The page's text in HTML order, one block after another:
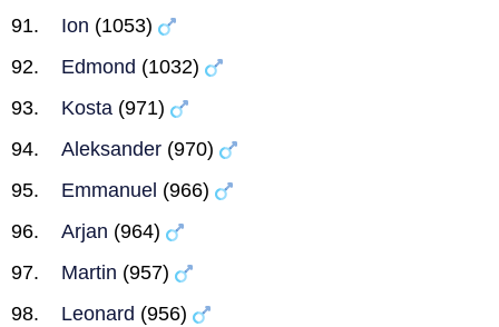
Ion (1053)
Edmond (1032)
Kosta (971)
Aleksander (970)
Emmanuel (966)
Arjan (964)
Martin (957)
Leonard (956)